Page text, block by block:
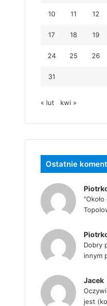
10 11 12
17 18 19
24 25 26
31
« lut kwi »
Ostatnie
Dobry
innym
Jacek
jest